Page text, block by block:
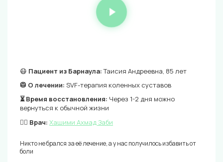
😷 Пациент из Барнаула:Таисия Андреевна, 85 лет
🥼 О лечении: SVF-терапия коленных суставов
⏳ Время восстановления: Через 1-2 дня можно
вернуться к обычной жизни
👨‍⚕️ Врач: Хашими Ахмад Заби
Никто не брался за её лечение, а у нас получилось избавить от
боли